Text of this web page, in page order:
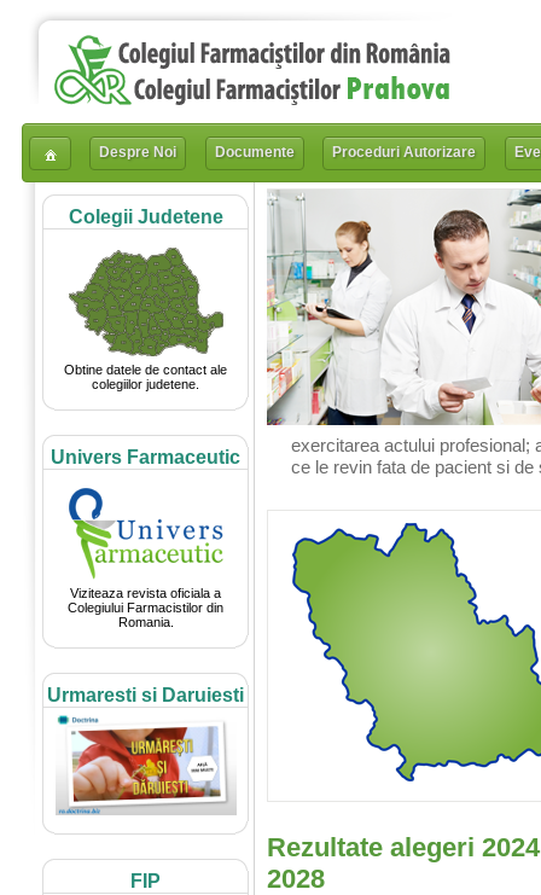
Despre Noi Documente Proceduri Autorizare
Colegii Judetene
Obtine datele de contact ale
colegiilor judetene.
Univers Farmaceutic
Viziteaza revista oficiala a
Colegiului Farmacistilor din
Romania.
Urmaresti si Daruiesti
FIP
exercitarea actului profesional;
ce le revin fata de pacient si de
Rezultate alegeri
2028